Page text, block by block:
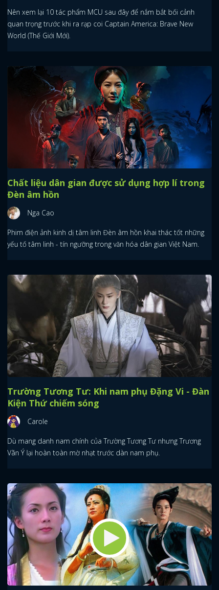
Nên xem lại 10 tác phẩm MCU sau đây để nắm bắt bối cảnh
quan trọng trước khi ra rạp coi Captain America: Brave New
World (Thế Giới Mới).
Chất liệu dân gian được sử dụng hợp lí trong
Đèn âm hồn
Nga Cao
Phim điện ảnh kinh dị tâm linh Đèn âm hồn khai thác tốt những
yếu tố tâm linh - tín ngưỡng trong văn hóa dân gian Việt Nam.
Trường Tương Tư: Khi nam phụ Đặng Vi - Đàn
Kiện Thứ chiếm sóng
Carole
Dù mang danh nam chính của Trường Tương Tư nhưng Trương
Vãn Ý lại hoàn toàn mờ nhạt trước dàn nam phụ.